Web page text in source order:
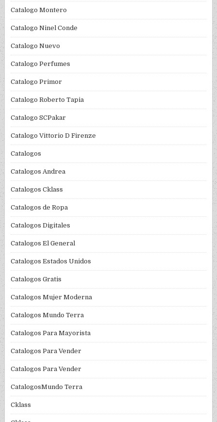
Catalogo Montero
Catalogo Ninel Conde
Catalogo Nuevo
Catalogo Perfumes
Catalogo Primor
Catalogo Roberto Tapia
Catalogo SCPakar
Catalogo Vittorio D Firenze
Catalogos
Catalogos Andrea
Catalogos Cklass
Catalogos de Ropa
Catalogos Digitales
Catalogos El General
Catalogos Estados Unidos
Catalogos Gratis
Catalogos Mujer Moderna
Catalogos Mundo Terra
Catalogos Para Mayorista
Catalogos Para Vender
Catalogos Para Vender
CatalogosMundo Terra
Cklass